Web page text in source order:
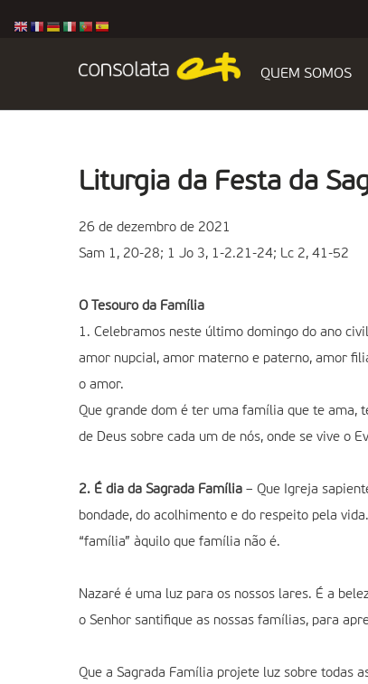
QUEM SOMOS
Liturgia da Festa da
26 de dezembro de 2021
Sam 1, 20-28; 1 Jo 3, 1-2.21-24; Lc 2, 41-52
O Tesouro da Família
1. Celebramos neste último domingo do ano
amor nupcial, amor materno e paterno, amor
o amor.
Que grande dom é ter uma família que te ama,
de Deus sobre cada um de nós, onde se vive o
2. É dia da Sagrada Família – Que Igreja
bondade, do acolhimento e do respeito pela
“família” àquilo que família não é.
Nazaré é uma luz para os nossos lares. É a
o Senhor santifique as nossas famílias, para
Que a Sagrada Família projete luz sobre todas